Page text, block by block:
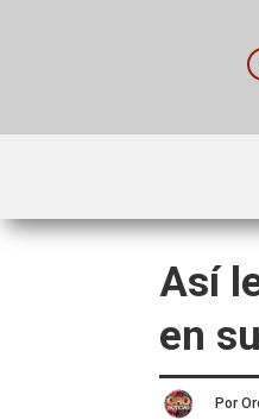
Así
en
Por